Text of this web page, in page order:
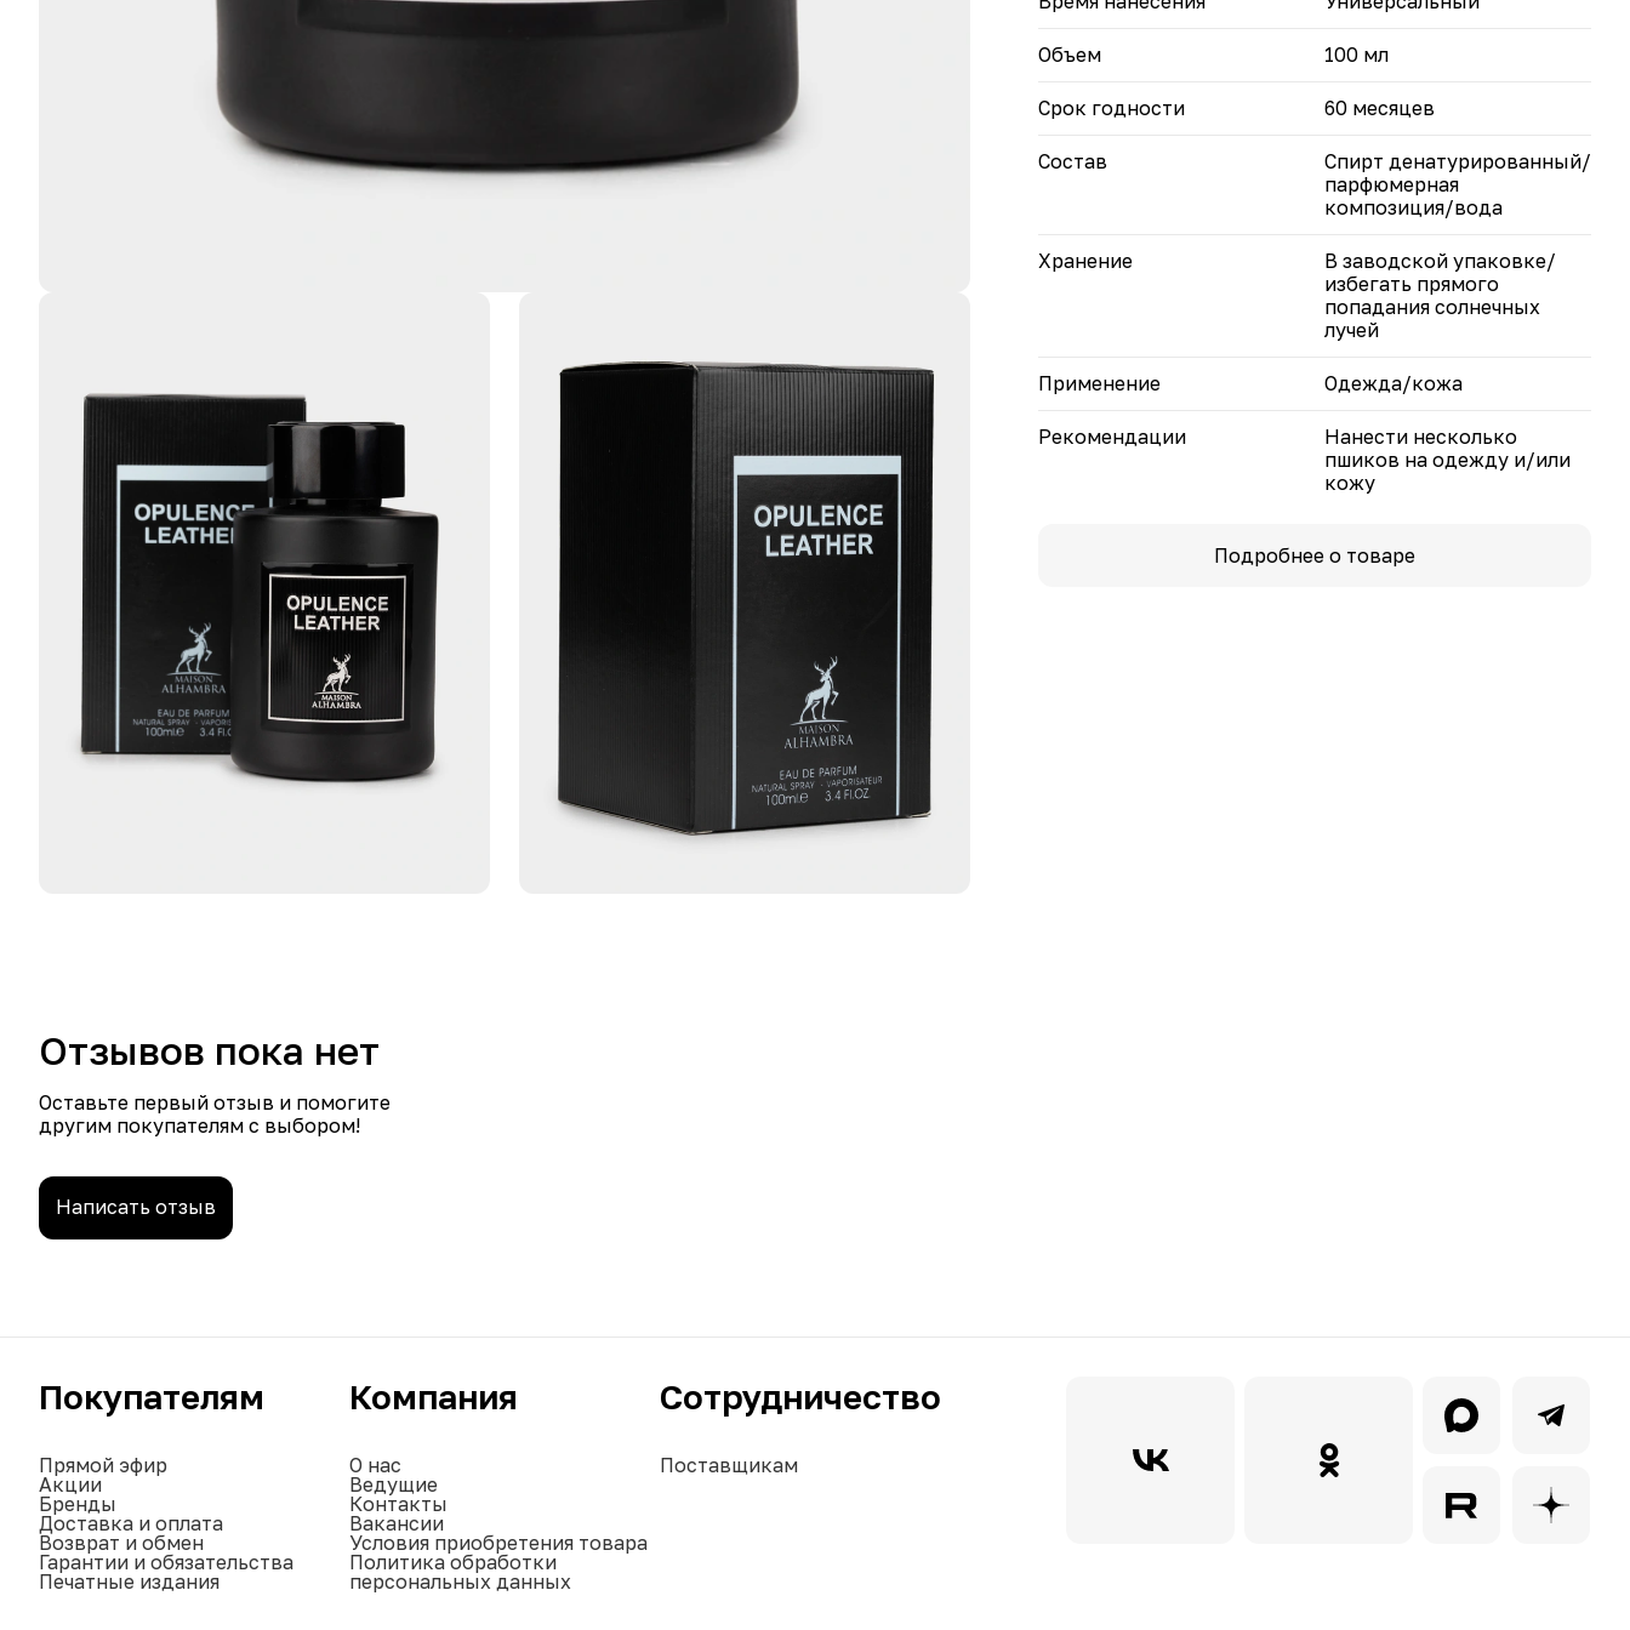
Объем 100 мл
Срок годности 60 месяцев
Состав
Спирт денатурированный/
парфюмерная
композиция/вода
Хранение
В заводской упаковке/
избегать прямого
попадания солнечных
лучей
Применение Одежда/кожа
Рекомендации
Нанести несколько
пшиков на одежду и/или
кожу
Подробнее о товаре
Отзывов пока нет
Оставьте первый отзыв и помогите
другим покупателям с выбором!
Написать отзыв
Покупателям
Прямой эфир
Акции
Бренды
Доставка и оплата
Возврат и обмен
Гарантии и обязательства
Печатные издания
Компания
О нас
Ведущие
Контакты
Вакансии
Условия приобретения товара
Политика обработки
персональных данных
Сотрудничество
Поставщикам